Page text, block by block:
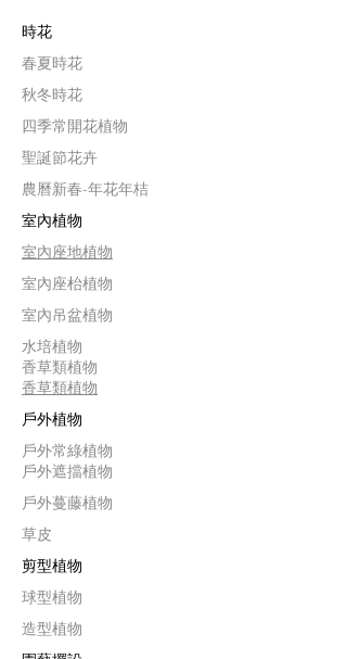
時花
​春夏時花
​秋冬時花
四季常開花植物
聖誕節花卉
農曆新春-年花年桔
室內植物
室內座地植物
室內座枱植物
室內吊盆植物
水培植物
香草類植物
香草類植物
戶外植物
戶外常綠植物
戶外遮擋植物
戶外蔓藤植物
草皮
剪型植物
球型植物
造型植物